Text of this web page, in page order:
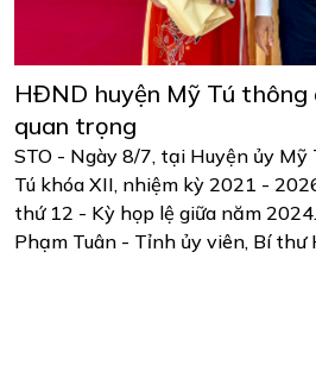
HĐND huyện Mỹ Tú thông
quan trọng
STO - Ngày 8/7, tại Huyện ủy Mỹ
Tú khóa XII, nhiệm kỳ 2021 -
thứ 12 - Kỳ họp lệ giữa năm
Phạm Tuân - Tỉnh ủy viên, Bí thư